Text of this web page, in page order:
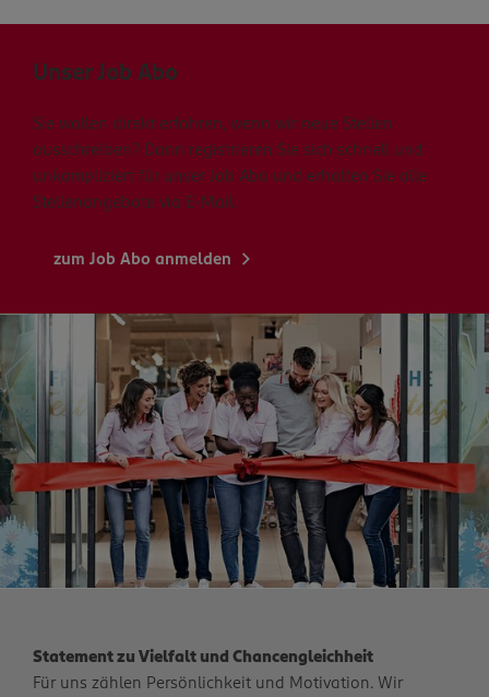
Unser Job Abo
Sie wollen direkt erfahren, wenn wir neue Stellen
ausschreiben? Dann registrieren Sie sich schnell und
unkompliziert für unser Job Abo und erhalten Sie alle
Stellenangebote via E-Mail.
zum Job Abo anmelden
Statement zu Vielfalt und Chancengleichheit
Für uns zählen Persönlichkeit und Motivation. Wir